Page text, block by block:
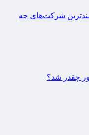
شرکت‌های جه
چقدر شد؟